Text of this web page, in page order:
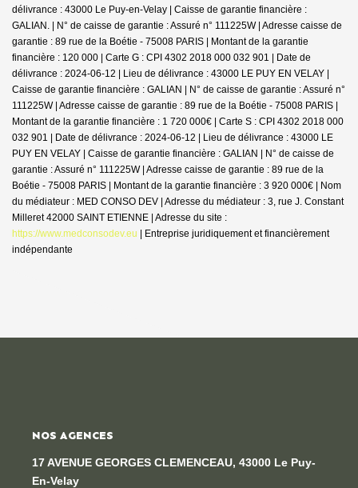
délivrance : 43000 Le Puy-en-Velay | Caisse de garantie financière :
GALIAN. | N° de caisse de garantie : Assuré n° 111225W | Adresse caisse de
garantie : 89 rue de la Boétie - 75008 PARIS | Montant de la garantie
financière : 120 000 | Carte G : CPI 4302 2018 000 032 901 | Date de
délivrance : 2024-06-12 | Lieu de délivrance : 43000 LE PUY EN VELAY |
Caisse de garantie financière : GALIAN | N° de caisse de garantie : Assuré n°
111225W | Adresse caisse de garantie : 89 rue de la Boétie - 75008 PARIS |
Montant de la garantie financière : 1 720 000€ | Carte S : CPI 4302 2018 000
032 901 | Date de délivrance : 2024-06-12 | Lieu de délivrance : 43000 LE
PUY EN VELAY | Caisse de garantie financière : GALIAN | N° de caisse de
garantie : Assuré n° 111225W | Adresse caisse de garantie : 89 rue de la
Boétie - 75008 PARIS | Montant de la garantie financière : 3 920 000€ | Nom
du médiateur : MED CONSO DEV | Adresse du médiateur : 3, rue J. Constant
Milleret 42000 SAINT ETIENNE | Adresse du site :
https://www.medconsodev.eu | Entreprise juridiquement et financièrement
indépendante
NOS AGENCES
17 AVENUE GEORGES CLEMENCEAU, 43000 Le Puy-
En-Velay